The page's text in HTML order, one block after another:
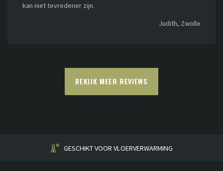
kan niet tevredener zijn.
Judith, Zwolle
BEKIJK MEER REVIEWS
GESCHIKT VOOR VLOERVERWARMING